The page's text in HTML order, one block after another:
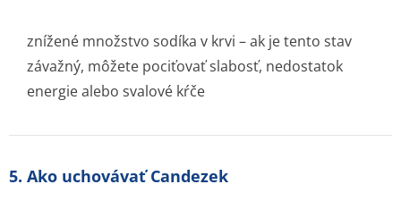
znížené množstvo sodíka v krvi – ak je tento stav
závažný, môžete pociťovať slabosť, nedostatok
energie alebo svalové kŕče
5. Ako uchovávať Candezek